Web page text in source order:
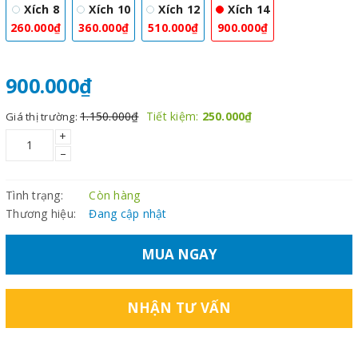
Xích 8
260.000₫
Xích 10
360.000₫
Xích 12
510.000₫
Xích 14
900.000₫
900.000₫
Giá thị trường: 1.150.000₫ Tiết kiệm: 250.000₫
+
–
Tình trạng:
Còn hàng
Thương hiệu:
Đang cập nhật
MUA NGAY
NHẬN TƯ VẤN